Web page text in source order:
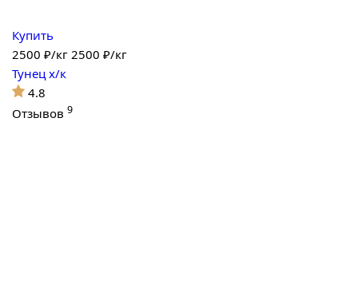
Купить
2500 ₽/кг 2500 ₽/кг
Тунец х/к
4.8
Отзывов 9